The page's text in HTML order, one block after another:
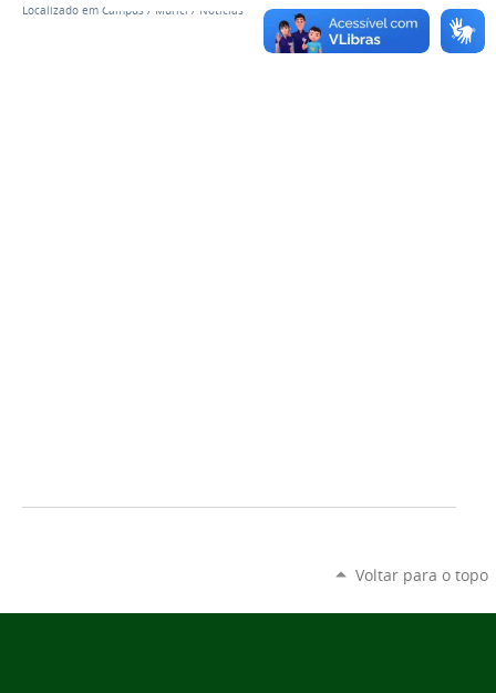
Localizado em Campus / Murici / Notícias
Voltar para o topo